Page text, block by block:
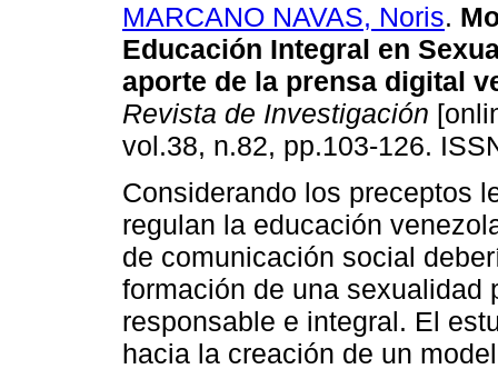
MARCANO NAVAS, Noris.
Educación Integral en
aporte de la prensa digital
Revista de Investigación
vol.38, n.82, pp.103-126.
Considerando los preceptos
regulan la educación
de comunicación social
formación de una sexualidad
responsable e integral. El
hacia la creación de un